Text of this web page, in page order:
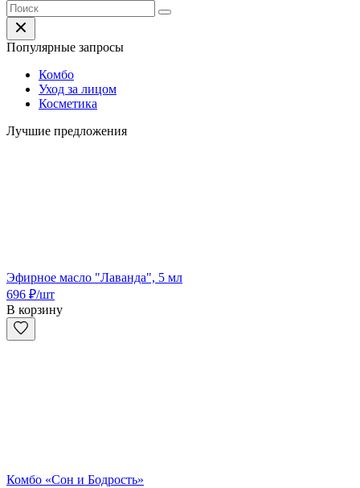
Популярные запросы
Комбо
Уход за лицом
Косметика
Лучшие предложения
Эфирное масло "Лаванда", 5 мл
696 ₽/шт
В корзину
Комбо «Сон и Бодрость»